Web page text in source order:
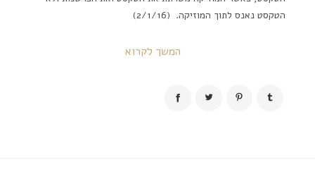
הטקסט נאנס לתוך המוזיקה. (2/1/16)
המשך לקרוא